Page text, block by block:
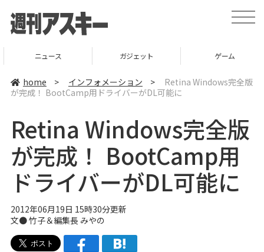
t
o
v
t
i
o
ニュース ガジェット ゲーム
home > インフォメーション >
Retina Windows完全版
が完成！ BootCamp用ドライバーがDL可能に
Retina Windows完全版
が完成！ BootCamp用
ドライバーがDL可能に
2012年06月19日 15時30分更新
文●竹子＆編集長 みやの